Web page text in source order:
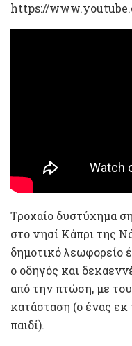
https://
Τροχαίο δυστύχημα
στο νησί Κάπρι της
δημοτικό λεωφορείο
ο οδηγός και
από την πτώση, με
κατάσταση (ο ένας εκ
παιδί).